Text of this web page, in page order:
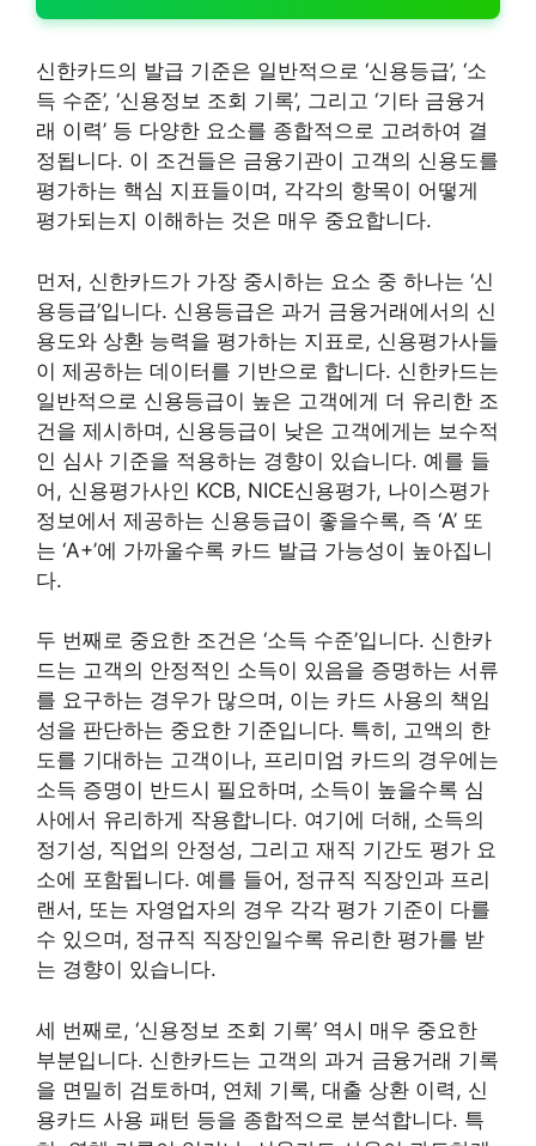
신한카드의 발급 기준은 일반적으로 ‘신용등급’, ‘소
득 수준’, ‘신용정보 조회 기록’, 그리고 ‘기타 금융거
래 이력’ 등 다양한 요소를 종합적으로 고려하여 결
정됩니다. 이 조건들은 금융기관이 고객의 신용도를
평가하는 핵심 지표들이며, 각각의 항목이 어떻게
평가되는지 이해하는 것은 매우 중요합니다.
먼저, 신한카드가 가장 중시하는 요소 중 하나는 ‘신
용등급’입니다. 신용등급은 과거 금융거래에서의 신
용도와 상환 능력을 평가하는 지표로, 신용평가사들
이 제공하는 데이터를 기반으로 합니다. 신한카드는
일반적으로 신용등급이 높은 고객에게 더 유리한 조
건을 제시하며, 신용등급이 낮은 고객에게는 보수적
인 심사 기준을 적용하는 경향이 있습니다. 예를 들
어, 신용평가사인 KCB, NICE신용평가, 나이스평가
정보에서 제공하는 신용등급이 좋을수록, 즉 ‘A’ 또
는 ‘A+’에 가까울수록 카드 발급 가능성이 높아집니
다.
두 번째로 중요한 조건은 ‘소득 수준’입니다. 신한카
드는 고객의 안정적인 소득이 있음을 증명하는 서류
를 요구하는 경우가 많으며, 이는 카드 사용의 책임
성을 판단하는 중요한 기준입니다. 특히, 고액의 한
도를 기대하는 고객이나, 프리미엄 카드의 경우에는
소득 증명이 반드시 필요하며, 소득이 높을수록 심
사에서 유리하게 작용합니다. 여기에 더해, 소득의
정기성, 직업의 안정성, 그리고 재직 기간도 평가 요
소에 포함됩니다. 예를 들어, 정규직 직장인과 프리
랜서, 또는 자영업자의 경우 각각 평가 기준이 다를
수 있으며, 정규직 직장인일수록 유리한 평가를 받
는 경향이 있습니다.
세 번째로, ‘신용정보 조회 기록’ 역시 매우 중요한
부분입니다. 신한카드는 고객의 과거 금융거래 기록
을 면밀히 검토하며, 연체 기록, 대출 상환 이력, 신
용카드 사용 패턴 등을 종합적으로 분석합니다. 특